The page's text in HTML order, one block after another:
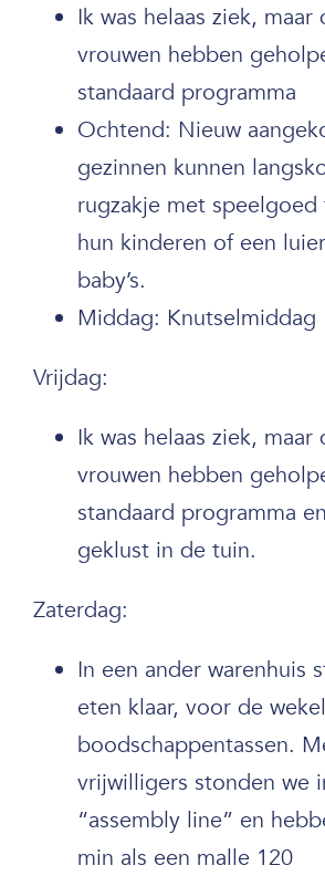
Ik was helaas ziek, maar
vrouwen hebben
standaard programma
Ochtend: Nieuw
gezinnen kunnen
rugzakje met
hun kinderen of een
baby’s.
Middag: Knutselmiddag
Vrijdag:
Ik was helaas ziek, maar
vrouwen hebben
standaard programma
geklust in de tuin.
Zaterdag:
In een ander warenhuis
eten klaar, voor de
boodschappentassen.
vrijwilligers stonden we
“assembly line” en
min als een malle 120